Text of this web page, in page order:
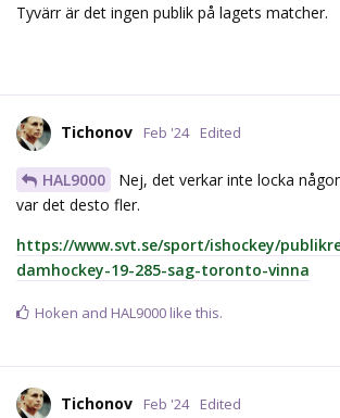
Tyvärr är det ingen publik på lagets matcher.
Tichonov Feb '24 Edited
HAL9000
Nej, det verkar inte locka
var det desto fler.
https://www.svt.se/sport/ishockey/
damhockey-19-285-sag-toronto-vinna
Hoken and HAL9000 like this.
Tichonov Feb '24 Edited